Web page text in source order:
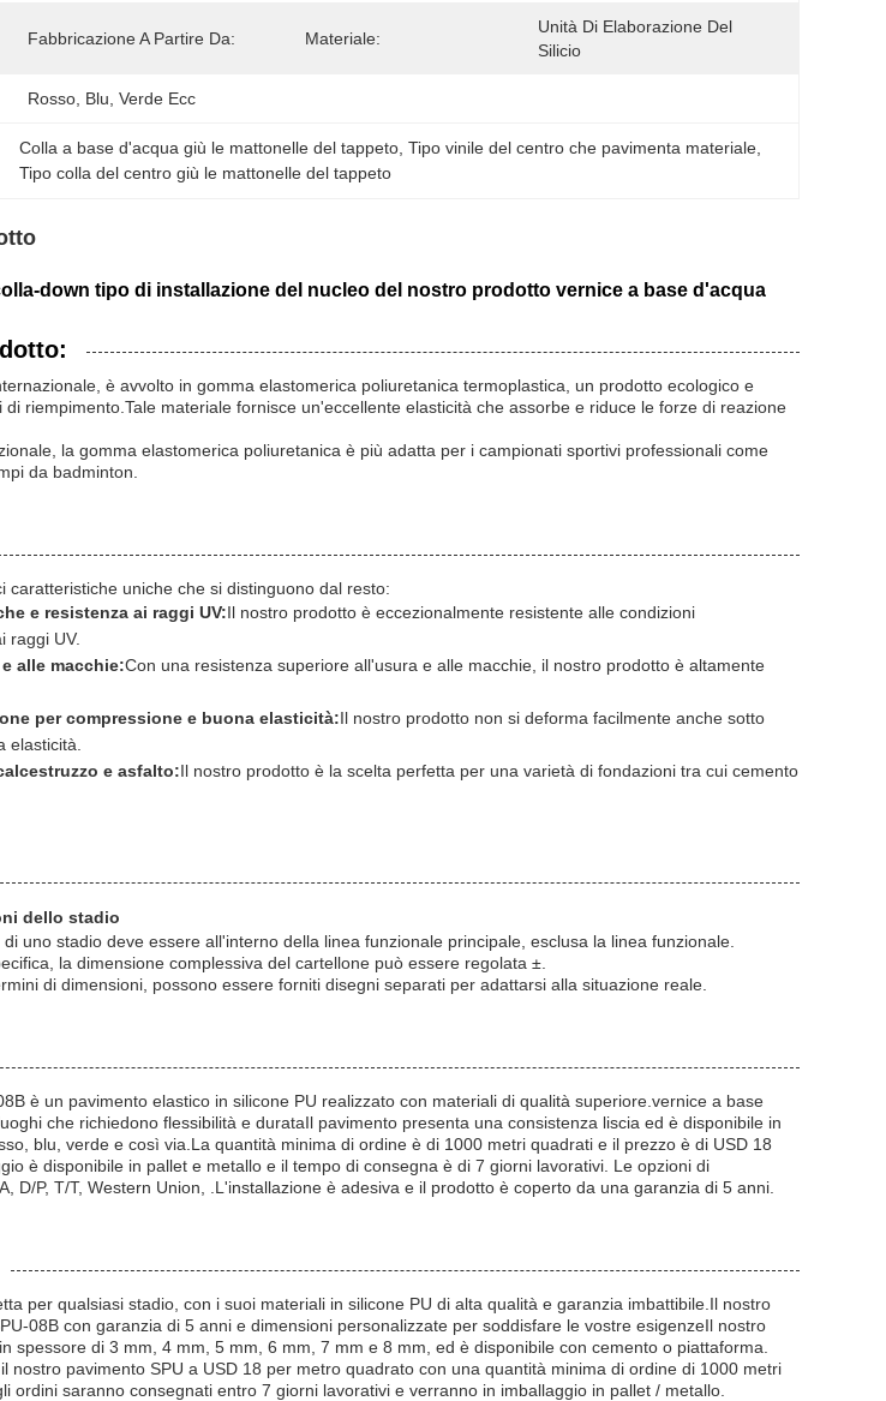
Fabbricazione A Partire Da: Materiale:
Unità Di Elaborazione Del
Silicio
Rosso, Blu, Verde Ecc
Colla a base d'acqua giù le mattonelle del tappeto , Tipo vinile del centro che pavimenta materiale
Tipo colla del centro giù le mattonelle del tappeto
down tipo di installazione del nucleo del nostro prodotto vernice a base d'acqua
è avvolto in gomma elastomerica poliuretanica termoplastica, un prodotto ecologico e
riempimento.Tale materiale fornisce un'eccellente elasticità che assorbe e riduce le forze di reazione
la gomma elastomerica poliuretanica è più adatta per i campionati sportivi professionali come
da badminton.
caratteristiche uniche che si distinguono dal resto:
e resistenza ai raggi UV:Il nostro prodotto è eccezionalmente resistente alle condizioni
raggi UV.
alle macchie:Con una resistenza superiore all'usura e alle macchie, il nostro prodotto è altamente
per compressione e buona elasticità:Il nostro prodotto non si deforma facilmente anche sotto
elasticità.
e asfalto:Il nostro prodotto è la scelta perfetta per una varietà di fondazioni tra cui cemento
dello stadio
uno stadio deve essere all'interno della linea funzionale principale, esclusa la linea funzionale.
la dimensione complessiva del cartellone può essere regolata ±.
di dimensioni, possono essere forniti disegni separati per adattarsi alla situazione reale.
è un pavimento elastico in silicone PU realizzato con materiali di qualità superiore.vernice a base
che richiedono flessibilità e durataIl pavimento presenta una consistenza liscia ed è disponibile in
blu, verde e così via.La quantità minima di ordine è di 1000 metri quadrati e il prezzo è di USD 18
è disponibile in pallet e metallo e il tempo di consegna è di 7 giorni lavorativi. Le opzioni di
D/P, T/T, Western Union, .L'installazione è adesiva e il prodotto è coperto da una garanzia di 5 anni.
per qualsiasi stadio, con i suoi materiali in silicone PU di alta qualità e garanzia imbattibile.Il nostro
08B con garanzia di 5 anni e dimensioni personalizzate per soddisfare le vostre esigenzeIl nostro
spessore di 3 mm, 4 mm, 5 mm, 6 mm, 7 mm e 8 mm, ed è disponibile con cemento o piattaforma.
nostro pavimento SPU a USD 18 per metro quadrato con una quantità minima di ordine di 1000 metri
ordini saranno consegnati entro 7 giorni lavorativi e verranno in imballaggio in pallet / metallo.